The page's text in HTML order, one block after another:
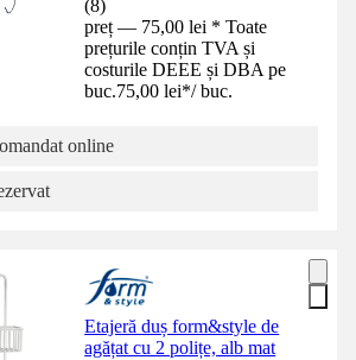
(8)
preț — 75,00 lei * Toate
prețurile conțin TVA și
costurile DEEE și DBA pe
buc.75,00 lei*/ buc.
online
Etajeră duș form&style de
agățat cu 2 polițe, alb mat